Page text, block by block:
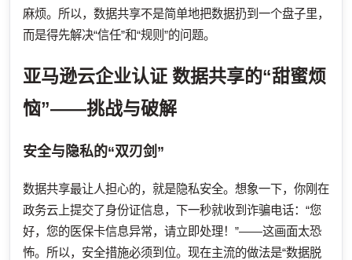
麻烦。所以，数据共享不是简单地把数据扔到一个盘子里，
而是得先解决“信任”和“规则”的问题。
亚马逊云企业认证 数据共享的“甜蜜烦
恼”——挑战与破解
安全与隐私的“双刃剑”
数据共享最让人担心的，就是隐私安全。想象一下，你刚在
政务云上提交了身份证信息，下一秒就收到诈骗电话：“您
好，您的医保卡信息异常，请立即处理！”——这画面太恐
怖。所以，安全措施必须到位。现在主流的做法是“数据脱